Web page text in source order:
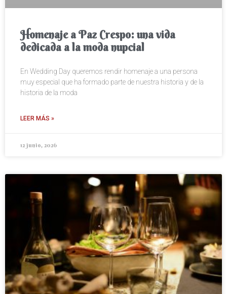
Homenaje a Paz Crespo: una vida
dedicada a la moda nupcial
En Wedding Day queremos rendir homenaje a una persona
muy especial que ha formado parte de nuestra historia y de la
historia de la moda
LEER MÁS »
12 junio, 2026